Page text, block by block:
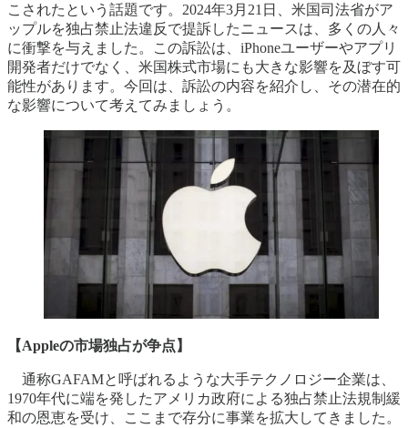
こされたという話題です。2024年3月21日、米国司法省がア
ップルを独占禁止法違反で提訴したニュースは、多くの人々
に衝撃を与えました。この訴訟は、iPhoneユーザーやアプリ
開発者だけでなく、米国株式市場にも大きな影響を及ぼす可
能性があります。今回は、訴訟の内容を紹介し、その潜在的
な影響について考えてみましょう。
【Appleの市場独占が争点】
通称GAFAMと呼ばれるような大手テクノロジー企業は、
1970年代に端を発したアメリカ政府による独占禁止法規制緩
和の恩恵を受け、ここまで存分に事業を拡大してきました。